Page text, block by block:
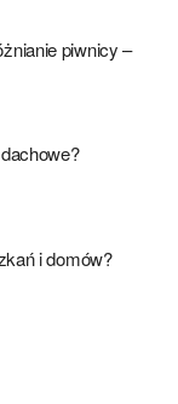
piwnicy –
i domów?